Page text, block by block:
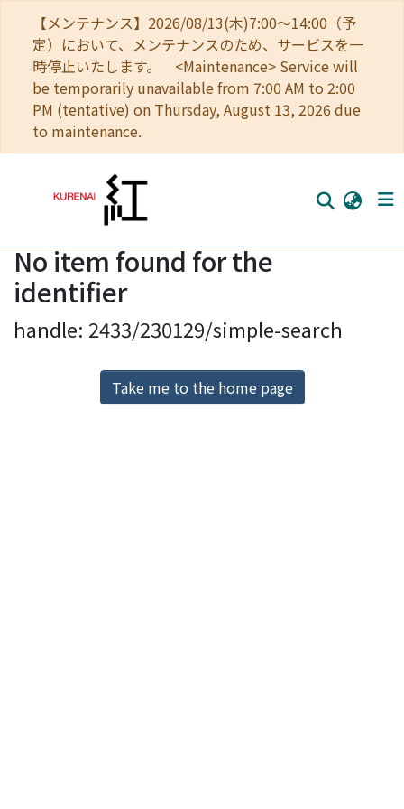
【メンテナンス】2026/08/13(木)7:00～14:00（予
定）において、メンテナンスのため、サービスを一
時停止いたします。 <Maintenance> Service will
be temporarily unavailable from 7:00 AM to 2:00
PM (tentative) on Thursday, August 13, 2026 due
to maintenance.
Home
Communities
Browse
Download Ranking
No item found for the
identifier
handle: 2433/230129/simple-search
Take me to the home page